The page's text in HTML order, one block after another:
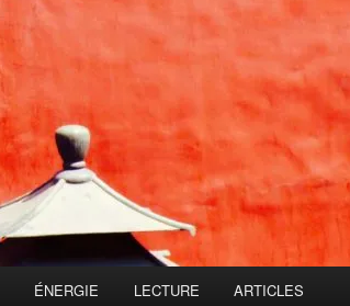
ÉNERGIE LECTURE ARTICLES